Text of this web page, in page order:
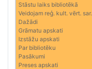
Stāstu laiks bibliotēkā
Veidojam reģ. kult. vērt. sar.
Dažādi
Grāmatu apskati
Izstāžu apskati
Par bibliotēku
Pasākumi
Preses apskati